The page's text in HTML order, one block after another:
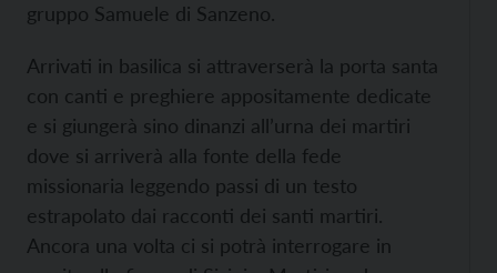
gruppo Samuele di Sanzeno.
Arrivati in basilica si attraverserà la porta santa
con canti e preghiere appositamente dedicate
e si giungerà sino dinanzi all’urna dei martiri
dove si arriverà alla fonte della fede
missionaria leggendo passi di un testo
estrapolato dai racconti dei santi martiri.
Ancora una volta ci si potrà interrogare in